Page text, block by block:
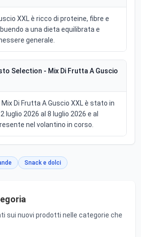
XXL è ricco di proteine, fibre e
a una dieta equilibrata e
generale.
Selection - Mix Di Frutta A Guscio
Di Frutta A Guscio XXL è stato in
luglio 2026 al 8 luglio 2026 e al
nel volantino in corso.
Snack e dolci
sui nuovi prodotti nelle categorie che